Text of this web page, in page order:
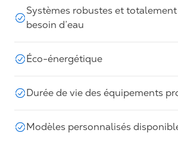
Systèmes robustes et totalement
besoin d’eau
Éco-énergétique
Durée de vie des équipements
Modèles personnalisés